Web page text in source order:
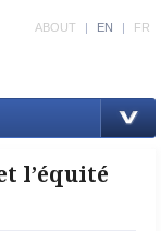
ABOUT | EN | FR
l’équité